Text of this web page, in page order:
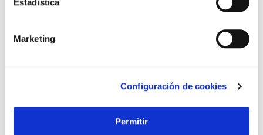
Marketing
Configuración de cookies
Permitir
TOP VENTAS
Ibili